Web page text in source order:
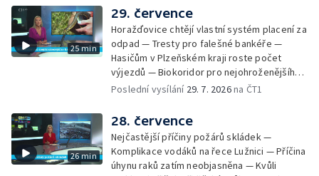
Aniček v Anníně — Premiéra seriálu Na tělo
Podvodné SMS o nezaplaceném parkování
— Požár seníku v Horní Bělé — Převod
kostelů a kaplí z církve na obce a spolky —
Město nemá pro kostel využití — V Chodově
postaví novou kapli — Zájem o obytné vozy
v Česku opět roste — Hazard v úseku
smrtelných nehod u Žandova — Tajemství
25 min
29. července
Horažďovice chtějí vlastní systém placení za
odpad — Tresty pro falešné bankéře —
Hasičům v Plzeňském kraji roste počet
výjezdů — Biokoridor pro nejohroženějšího
hada v Česku — Biokoridory pod vedením
Ross v Česku — Speciální rehabilitační
zahrada v Písku — Pokuta za legalizaci cesty
u Klínovce — Nedostatek vody na
Hracholuskách — Bezpečnost v kempech —
Požár poničil historickou vilu Marta v Písku —
Poslední vysílání 29. 7. 2026na ČT1
26 min
28. července
Nejčastější příčiny požárů skládek —
Komplikace vodáků na řece Lužnici — Příčina
úhynu raků zatím neobjasněna — Kvůli